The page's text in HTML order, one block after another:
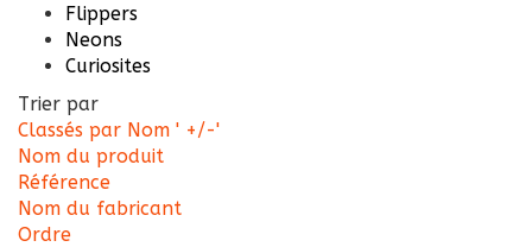
Flippers
Neons
Curiosites
Trier par
Classés par Nom ' +/-'
Nom du produit
Référence
Nom du fabricant
Ordre